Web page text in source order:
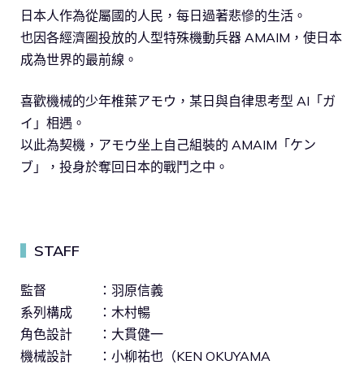
日本人作為從屬國的人民，每日過著悲慘的生活。
也因各經濟圈投放的人型特殊機動兵器 AMAIM，使日本
成為世界的最前線。
喜歡機械的少年椎葉アモウ，某日與自律思考型 AI「ガ
イ」相遇。
以此為契機，アモウ坐上自己組裝的 AMAIM「ケン
ブ」，投身於奪回日本的戰鬥之中。
STAFF
監督 ：羽原信義
系列構成 ：木村暢
角色設計 ：大貫健一
機械設計 ：小柳祐也（KEN OKUYAMA